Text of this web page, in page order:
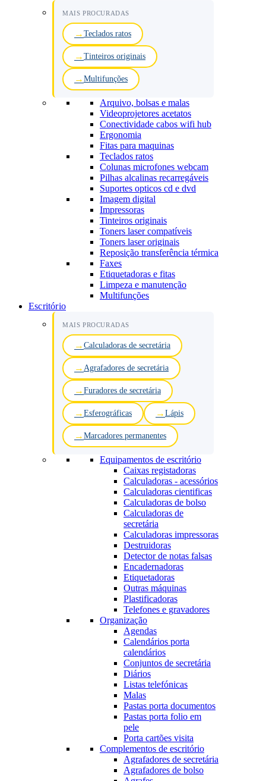
MAIS PROCURADAS
Teclados ratos
Tinteiros originais
Multifunções
Arquivo, bolsas e malas
Videoprojetores acetatos
Conectividade cabos wifi hub
Ergonomia
Fitas para maquinas
Teclados ratos
Colunas microfones webcam
Pilhas alcalinas recarregáveis
Suportes opticos cd e dvd
Imagem digital
Impressoras
Tinteiros originais
Toners laser compatíveis
Toners laser originais
Reposição transferência térmica
Faxes
Etiquetadoras e fitas
Limpeza e manutenção
Multifunções
Escritório
MAIS PROCURADAS
Calculadoras de secretária
Agrafadores de secretária
Furadores de secretária
Esferográficas Lápis
Marcadores permanentes
Equipamentos de escritório
Caixas registadoras
Calculadoras - acessórios
Calculadoras cientificas
Calculadoras de bolso
Calculadoras de
secretária
Calculadoras impressoras
Destruidoras
Detector de notas falsas
Encadernadoras
Etiquetadoras
Outras máquinas
Plastificadoras
Telefones e gravadores
Organização
Agendas
Calendários porta
calendários
Conjuntos de secretária
Diários
Listas telefónicas
Malas
Pastas porta documentos
Pastas porta folio em
pele
Porta cartões visita
Complementos de escritório
Agrafadores de secretária
Agrafadores de bolso